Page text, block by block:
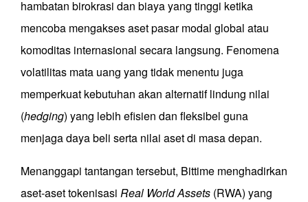
hambatan birokrasi dan biaya yang tinggi ketika
mencoba mengakses aset pasar modal global atau
komoditas internasional secara langsung. Fenomena
volatilitas mata uang yang tidak menentu juga
memperkuat kebutuhan akan alternatif lindung nilai
(hedging) yang lebih efisien dan fleksibel guna
menjaga daya beli serta nilai aset di masa depan.
Menanggapi tantangan tersebut, Bittime menghadirkan
aset-aset tokenisasi Real World Assets (RWA) yang